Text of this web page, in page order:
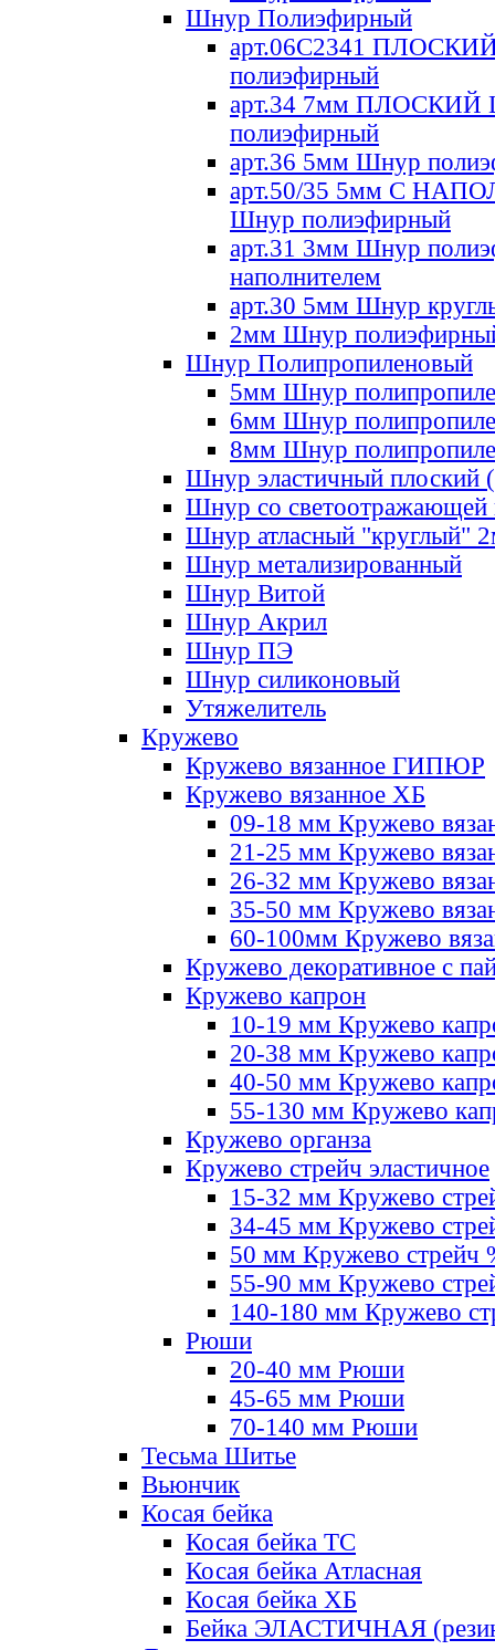
Шнур Полиэфирный
арт.06С2341
полиэфирный
арт.34 7мм ПЛОСКИЙ
полиэфирный
арт.36 5мм Шнур
арт.50/35 5мм С
Шнур полиэфирный
арт.31 3мм Шнур
наполнителем
арт.30 5мм Шнур
2мм Шнур
Шнур Полипропиленовый
5мм Шнур
6мм Шнур
8мм Шнур
Шнур эластичный плоский
Шнур со светоотражающей
Шнур атласный "круглый"
Шнур метализированный
Шнур Витой
Шнур Акрил
Шнур ПЭ
Шнур силиконовый
Утяжелитель
Кружево
Кружево вязанное ГИПЮР
Кружево вязанное ХБ
09-18 мм Кружево
21-25 мм Кружево
26-32 мм Кружево
35-50 мм Кружево
60-100мм Кружево
Кружево декоративное с
Кружево капрон
10-19 мм Кружево
20-38 мм Кружево
40-50 мм Кружево
55-130 мм Кружево
Кружево органза
Кружево стрейч эластичное
15-32 мм Кружево
34-45 мм Кружево
50 мм Кружево стрейч
55-90 мм Кружево
140-180 мм Кружево
Рюши
20-40 мм Рюши
45-65 мм Рюши
70-140 мм Рюши
Тесьма Шитье
Вьюнчик
Косая бейка
Косая бейка ТС
Косая бейка Атласная
Косая бейка ХБ
Бейка ЭЛАСТИЧНАЯ